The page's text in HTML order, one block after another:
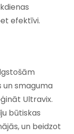
efektīvi.
smaguma
Ultravix.
būtiskas
un beidzot